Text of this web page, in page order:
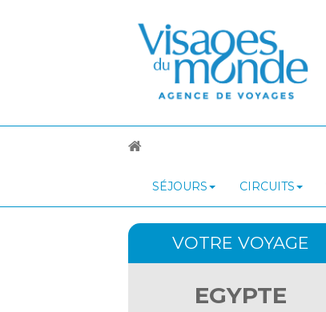
SÉJOURS CIRCUITS
VOTRE VOYAGE
EGYPTE